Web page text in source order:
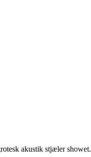
akustik stjæler showet.